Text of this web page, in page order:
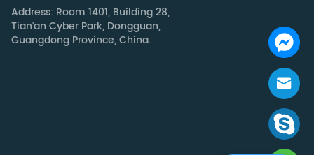
Address: Room 1401, Building 28,
Tian'an Cyber Park, Dongguan,
Guangdong Province, China.